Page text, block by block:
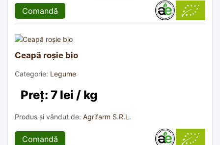
Comandă
Ceapă roșie bio
Categorie: Legume
Preț: 7 lei / kg
Produs și vândut de: Agrifarm S.R.L.
Comandă